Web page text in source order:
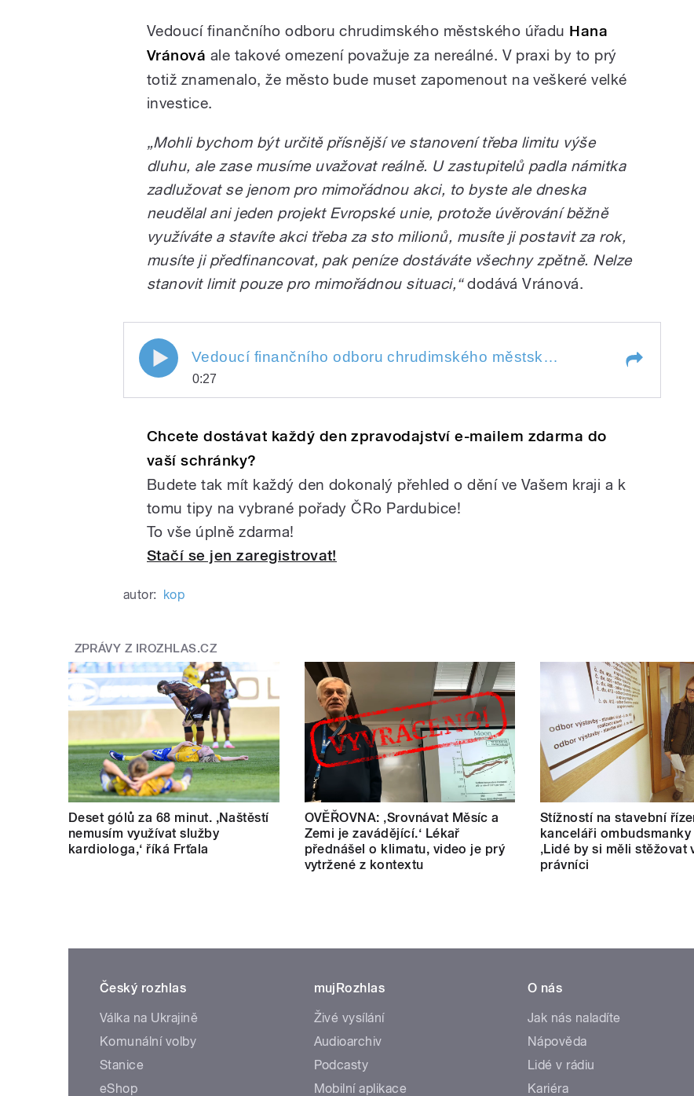
pause
Vedoucí finančního odboru chrudimského městského úřadu Hana
Vránová ale takové omezení považuje za nereálné. V praxi by to prý
totiž znamenalo, že město bude muset zapomenout na veškeré velké
investice.
„Mohli bychom být určitě přísnější ve stanovení třeba limitu výše
dluhu, ale zase musíme uvažovat reálně. U zastupitelů padla námitka
zadlužovat se jenom pro mimořádnou akci, to byste ale dneska
neudělal ani jeden projekt Evropské unie, protože úvěrování běžně
využíváte a stavíte akci třeba za sto milionů, musíte ji postavit za rok,
musíte ji předfinancovat, pak peníze dostáváte všechny zpětně. Nelze
stanovit limit pouze pro mimořádnou situaci,“dodává Vránová.
pause
Vedoucí finančního odboru chrudimského městského úřadu Hana Vránová ale takové omezení považuje za nereálné
0:27
Chcete dostávat každý den zpravodajství e-mailem zdarma do
vaší schránky?
Budete tak mít každý den dokonalý přehled o dění ve Vašem kraji a k
tomu tipy na vybrané pořady ČRo Pardubice!
To vše úplně zdarma!
Stačí se jen zaregistrovat!
autor: kop
ZPRÁVY Z IROZHLAS.CZ
Deset gólů za 68 minut. ,Naštěstí
nemusím využívat služby
kardiologa,‘ říká Frťala
OVĚŘOVNA: ‚Srovnávat Měsíc a
Zemi je zavádějící.‘ Lékař
přednášel o klimatu, video je prý
vytržené z kontextu
Stížností na stavební
kanceláři
‚Lidé by si měli stěžovat
právníci
Český rozhlas
Válka na Ukrajině
Komunální volby
Stanice
eShop
mujRozhlas
Živé vysílání
Audioarchiv
Podcasty
Mobilní aplikace
O nás
Jak nás naladíte
Nápověda
Lidé v rádiu
Kariéra